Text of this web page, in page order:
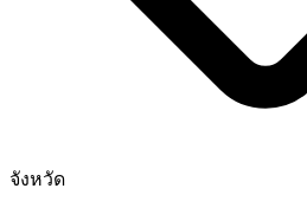
จังหวัด